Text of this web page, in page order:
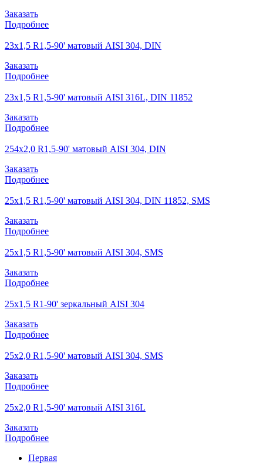
Заказать
Подробнее
23х1,5 R1,5-90' матовый AISI 304, DIN
Заказать
Подробнее
23х1,5 R1,5-90' матовый AISI 316L, DIN 11852
Заказать
Подробнее
254х2,0 R1,5-90' матовый AISI 304, DIN
Заказать
Подробнее
25х1,5 R1,5-90' матовый AISI 304, DIN 11852, SMS
Заказать
Подробнее
25х1,5 R1,5-90' матовый AISI 304, SMS
Заказать
Подробнее
25х1,5 R1-90' зеркальный AISI 304
Заказать
Подробнее
25х2,0 R1,5-90' матовый AISI 304, SMS
Заказать
Подробнее
25х2,0 R1,5-90' матовый AISI 316L
Заказать
Подробнее
Первая